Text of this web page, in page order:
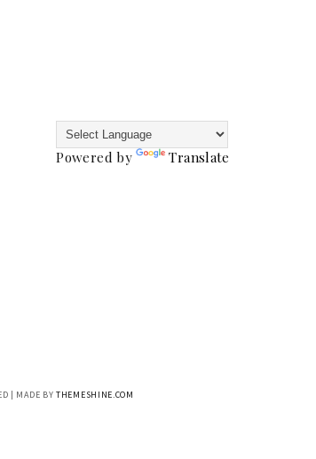
Powered by Translate
| MADE BYTHEMESHINE.COM